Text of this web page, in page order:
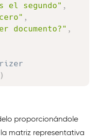
el segundo" ,
,
documento?" ,
)
proporcionándole
matriz representativa